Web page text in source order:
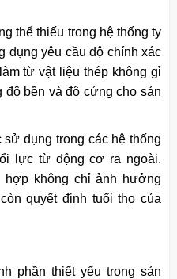
thể thiếu trong hệ thống ty
dụng yêu cầu độ chính xác
từ vật liệu thép không gỉ
độ bền và độ cứng cho sản
dụng trong các hệ thống
lực từ động cơ ra ngoài.
không chỉ ảnh hưởng
quyết định tuổi thọ của
phần thiết yếu trong sản